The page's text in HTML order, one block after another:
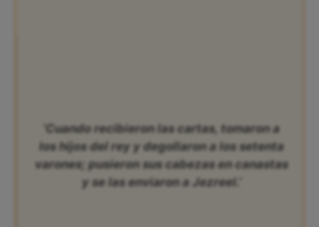
‘Cuando recibieron las cartas, tomaron a
los hijos del rey y degollaron a los setenta
varones; pusieron sus cabezas en canastas
y se las enviaron a Jezreel.’